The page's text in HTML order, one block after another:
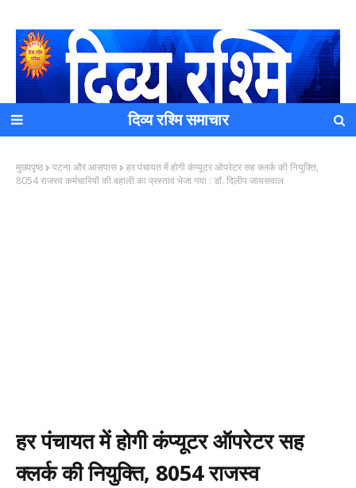
यह एक धर्मिक और राष्ट्रवादी पत्रिका है जो पाठको के आपसी सहयोग के
द्वारा प्रकाशित किया जाता है अपना सहयोग हमारे इस खाते में जमा करने
का कष्ट करें | आप का छोटा सहयोग भी हमारे लिए लाखों के बराबर होगा |
दिव्य रश्मि समाचार
मुख्यपृष्ठ पटना और आसपास
हर पंचायत में होगी कंप्यूटर ऑपरेटर सह क्लर्क की नियुक्ति,
8054 राजस्व कर्मचारियों की बहाली का प्रस्ताव भेजा गया : डॉ. दिलीप जायसवाल
हर पंचायत में होगी कंप्यूटर ऑपरेटर सह
क्लर्क की नियुक्ति, 8054 राजस्व